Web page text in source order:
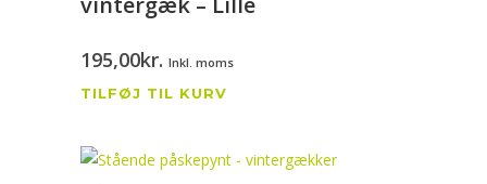
195,00kr. Inkl. moms
TILFØJ TIL KURV